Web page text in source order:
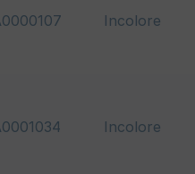
Incolore
Incolore